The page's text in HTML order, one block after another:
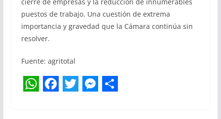
puestos de trabajo. Una cuestión de extrema
importancia y gravedad que la Cámara continúa sin
resolver.
Fuente: agritotal